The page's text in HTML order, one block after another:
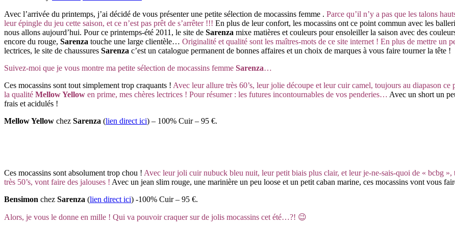
Avec l’arrivée du printemps, j’ai décidé de vous présenterune petite sélection de mocassins femme . Parce qu’il n’y a pas que les talons
leur épingle du jeu cette saison, et ce n’est pas prêt de s’arrêter !!! En plus de leur confort, les mocassins ont ce point commun avec les
nous allons aujourd’hui. Pour ce printemps-été 2011, le site de Sarenza mixe matières et couleurs pour ensoleiller la saison avec des
encore du rouge, Sarenza touche une large clientèle… Originalité et qualité sont les maîtres-mots de ce site internet ! En plus de mettre un
lectrices, le site de chaussures Sarenza c’est un catalogue permanent de bonnes affaires et un choix de marques à vous faire tourner la tête !
Suivez-moi que je vous montre ma petite sélection de mocassins femme Sarenza…
Ces mocassins sont tout simplement trop craquants ! Avec leur allure très 60’s, leur jolie découpe et leur cuir camel, toujours au diapason
la qualité Mellow Yellow en prime, mes chères lectrices ! Pour résumer : les futures incontournables de vos penderies… Avec un short un
frais et acidulés !
Mellow Yellow chez Sarenza (lien direct ici) – 100% Cuir – 95 €.
Ces mocassins sont absolument trop chou ! Avec leur joli cuir nubuck bleu nuit, leur petit biais plus clair, et leur je-ne-sais-quoi de « bcbg »,
très 50’s, vont faire des jalouses ! Avec un jean slim rouge, une marinière un peu loose et un petit caban marine, ces mocassins vont vous
Bensimon chez Sarenza (lien direct ici) -100% Cuir – 95 €.
Alors, je vous le donne en mille ! Qui va pouvoir craquer sur de jolis mocassins cet été…?! 😉